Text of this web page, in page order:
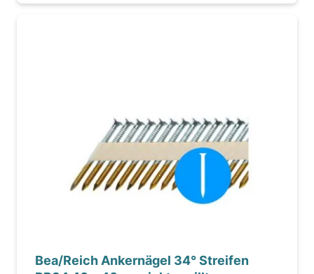
Bea/Reich Ankernägel 34° Streifen